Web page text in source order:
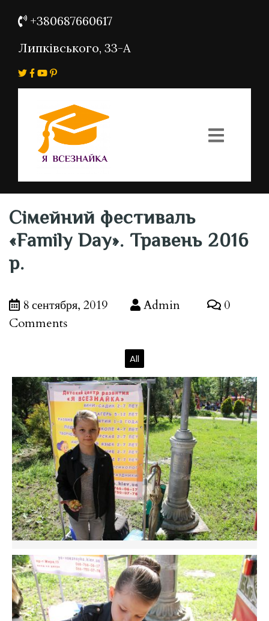
+380687660617
Липківського, 33-А
Сімейний фестиваль
«Family Day». Травень 2016
р.
8 сентября, 2019 Admin
0
Comments
All